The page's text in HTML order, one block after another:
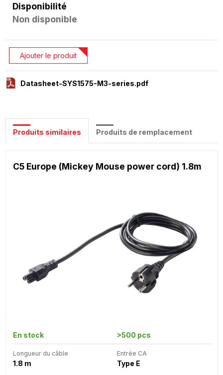
Disponibilité
Non disponible
Datasheet-SYS1575-M3-series.pdf
Ajouter le produit
Produits similaires Produits de remplacement
C5 Europe (Mickey Mouse power cord) 1.8m
En stock >500 pcs
Longueur du câble
1.8 m
Entrée CA
Type E